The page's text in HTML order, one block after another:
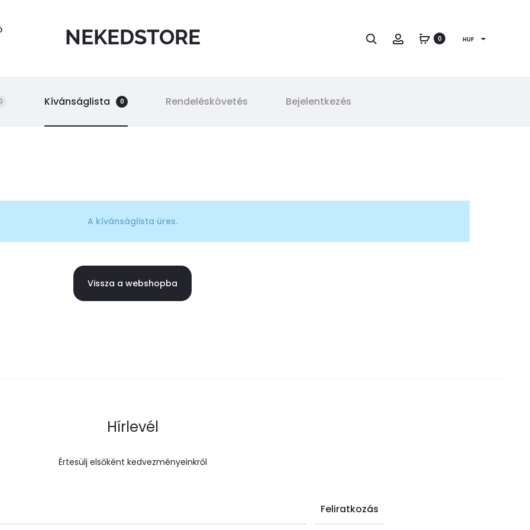
NEKEDSTORE Keresés 0 HUF
Kívánságlista 0 Rendeléskövetés Bejelentkezés
A kívánságlista üres.
Vissza a webshopba
Hírlevél
Értesülj elsőként kedvezményeinkről